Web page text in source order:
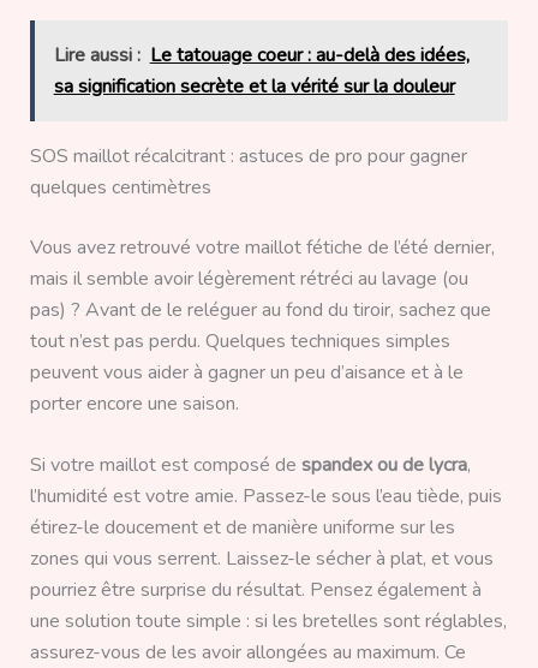
Lire aussi : Le tatouage coeur : au-delà des idées,
sa signification secrète et la vérité sur la douleur
SOS maillot récalcitrant : astuces de pro pour gagner
quelques centimètres
Vous avez retrouvé votre maillot fétiche de l’été dernier,
mais il semble avoir légèrement rétréci au lavage (ou
pas) ? Avant de le reléguer au fond du tiroir, sachez que
tout n’est pas perdu. Quelques techniques simples
peuvent vous aider à gagner un peu d’aisance et à le
porter encore une saison.
Si votre maillot est composé de spandex ou de lycra,
l’humidité est votre amie. Passez-le sous l’eau tiède, puis
étirez-le doucement et de manière uniforme sur les
zones qui vous serrent. Laissez-le sécher à plat, et vous
pourriez être surprise du résultat. Pensez également à
une solution toute simple : si les bretelles sont réglables,
assurez-vous de les avoir allongées au maximum. Ce